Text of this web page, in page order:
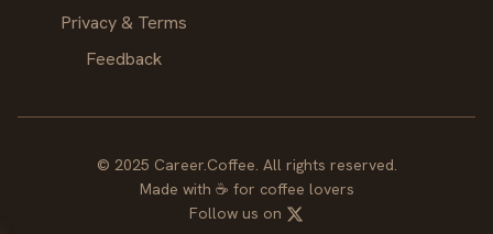
Privacy & Terms
Feedback
© 2025 Career.Coffee. All rights reserved.
Made with ☕ for coffee lovers
Follow us on